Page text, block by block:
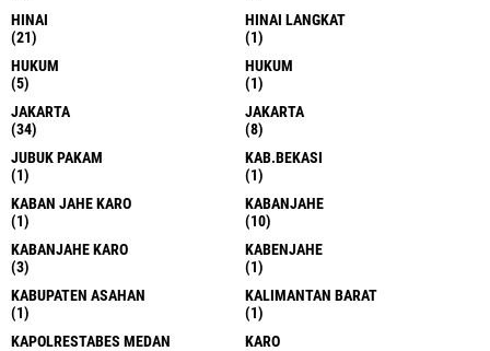
HINAI
(21)
HINAI LANGKAT
(1)
HUKUM
(5)
HUKUM
(1)
JAKARTA
(34)
JAKARTA
(8)
JUBUK PAKAM
(1)
KAB.BEKASI
(1)
KABAN JAHE KARO
(1)
KABANJAHE
(10)
KABANJAHE KARO
(3)
KABENJAHE
(1)
KABUPATEN ASAHAN
(1)
KALIMANTAN BARAT
(1)
KAPOLRESTABES MEDAN
KARO